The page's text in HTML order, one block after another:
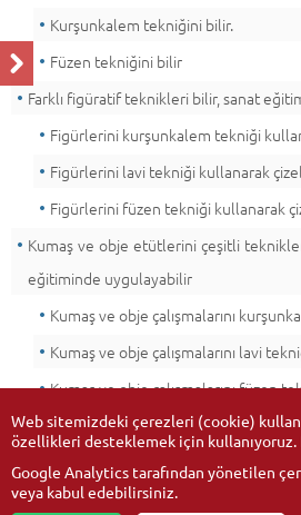
Kurşunkalem tekniğini bilir.
Füzen tekniğini bilir
Farklı figüratif teknikleri bilir, sanat
Figürlerini kurşunkalem tekniği
Figürlerini lavi tekniği kullanarak
Figürlerini füzen tekniği kullanarak
Kumaş ve obje etütlerini çeşitli
eğitiminde uygulayabilir
Kumaş ve obje çalışmalarını
Kumaş ve obje çalışmalarını lavi
Kumaş ve obje çalışmalarını füzen
Web sitemizdeki çerezleri (cookie)
özellikleri desteklemek için kullanıyoruz.
Google Analytics tarafından yönetilen
veya kabul edebilirsiniz.